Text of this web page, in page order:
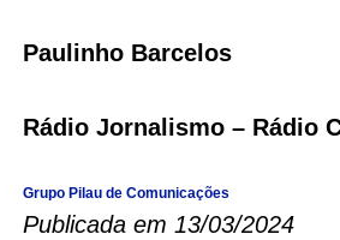
Paulinho Barcelos
Rádio Jornalismo – Rádio
Grupo Pilau de Comunicações
Publicada em 13/03/2024